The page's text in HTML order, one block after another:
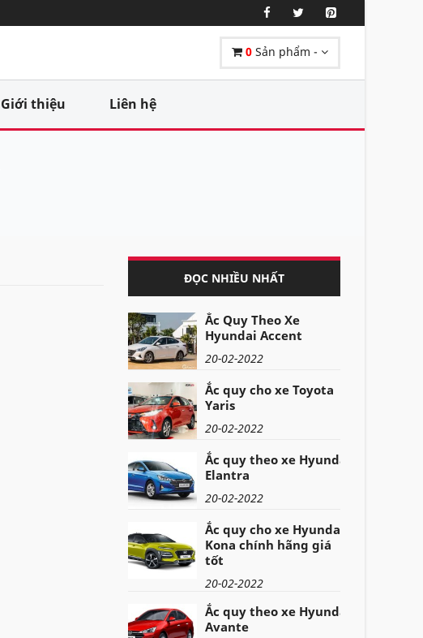
0 Sản phẩm -
Giới thiệu Liên hệ
ĐỌC NHIỀU NHẤT
Ắc Quy Theo Xe
Hyundai Accent
20-02-2022
Ắc quy cho xe Toyota
Yaris
20-02-2022
Ắc quy theo xe Hyundai
Elantra
20-02-2022
Ắc quy cho xe Hyundai
Kona chính hãng giá
tốt
20-02-2022
Ắc quy theo xe Hyundai
Avante